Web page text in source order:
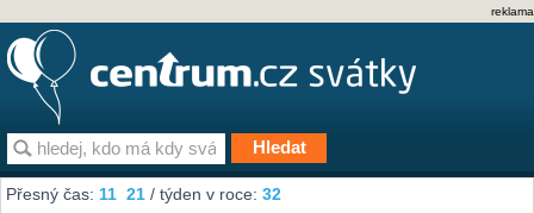
reklama
Přesný čas:11 21 / týden v roce:32